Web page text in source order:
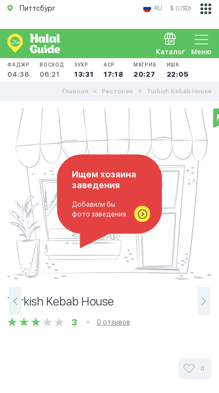
Питтсбург RU $ (USD)
Меню
Каталог
ФАДЖР
04:38
ВОСХОД
06:21
ЗУХР
13:31
АСР
17:18
МАГРИБ
20:27
ИША
22:05
Главная Ресторан Turkish Kebab House
Ищем хозяина
заведения
Добавили бы
фото заведения..
Turkish Kebab House
3 0 отзывов
0